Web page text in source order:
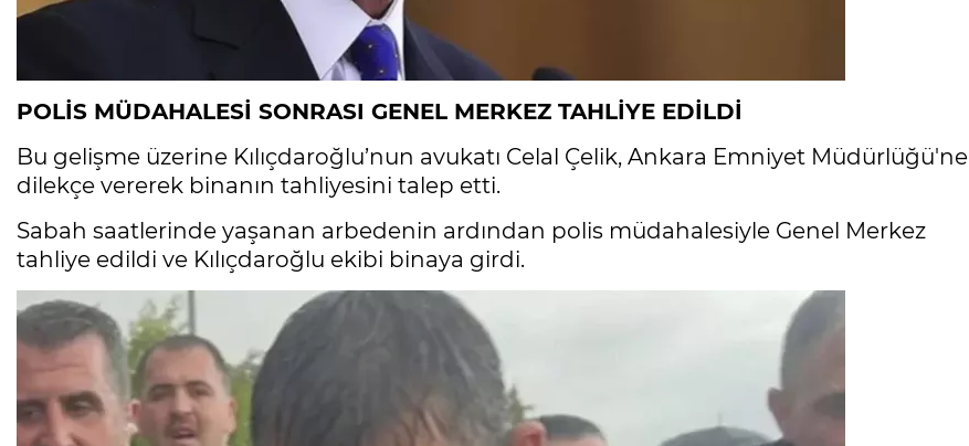
POLİS MÜDAHALESİ SONRASI GENEL MERKEZ TAHLİYE EDİLDİ
Bu gelişme üzerine Kılıçdaroğlu’nun avukatı Celal Çelik, Ankara Emniyet Müdürlüğü'ne
dilekçe vererek binanın tahliyesini talep etti.
Sabah saatlerinde yaşanan arbedenin ardından polis müdahalesiyle Genel Merkez
tahliye edildi ve Kılıçdaroğlu ekibi binaya girdi.